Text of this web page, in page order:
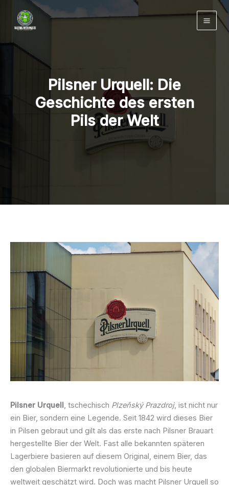
Inhalt
springen
Pilsner Urquell: Die
Geschichte des ersten
Pils der Welt
Pilsner Urquell, tschechisch Plzeňský Prazdroj, ist nicht nur
ein Bier, sondern eine Legende. Seit 1842 wird dieses Bier
in Pilsen gebraut und gilt als das erste nach Pilsner Brauart
hergestellte Bier der Welt. Fast alle bekannten späteren
Lagerbiere basieren auf diesem Original, einem Bier, das
den globalen Biermarkt revolutionierte und bis heute
weltweit geschätzt wird. Doch was macht Pilsner Urquell so